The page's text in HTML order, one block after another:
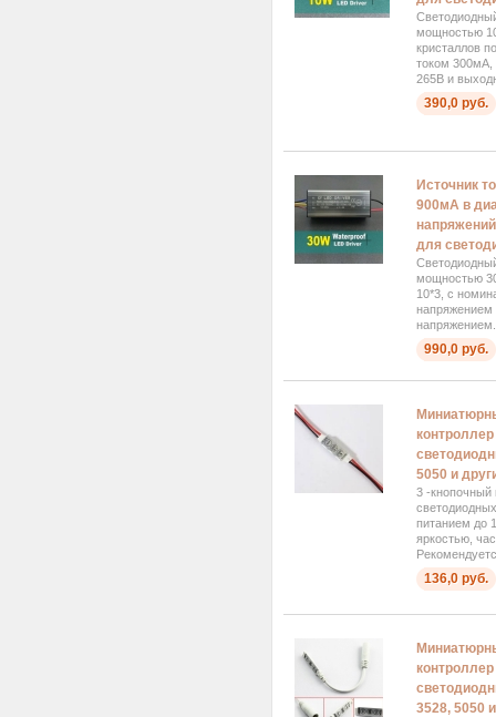
мощностью
кристаллов
током
265В и
390,0 руб.
Источник
900мА в
для
мощностью
10*3, с
990,0 руб.
5050 и
3 -кнопочный
питанием до
яркостью,
136,0 руб.
3528, 5050